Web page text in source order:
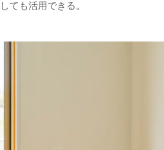
ても活用できる。